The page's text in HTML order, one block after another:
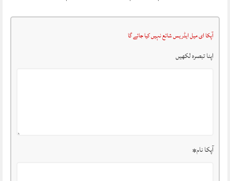
آپکا ای میل ایڈریس شائع نہیں کیا جائے گا
اپنا تبصرہ لکھیں
آپکا نام*